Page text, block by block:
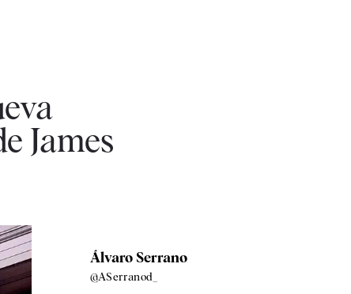
James
Álvaro Serrano
@ASerranod_